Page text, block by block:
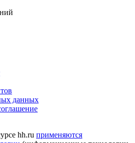
данных
hh.ru применяются